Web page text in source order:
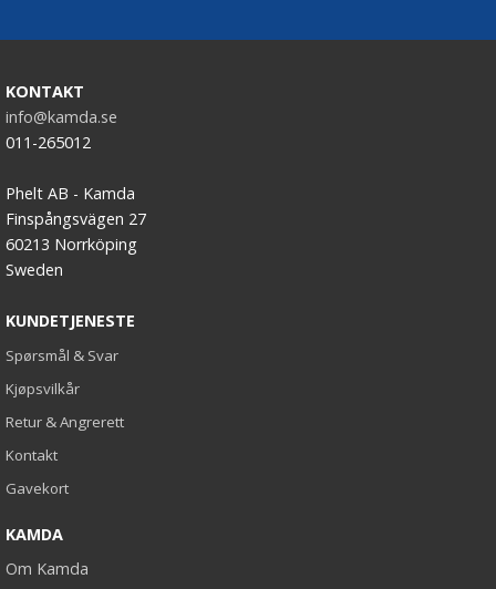
KONTAKT
info@kamda.se
011-265012
Phelt AB - Kamda
Finspångsvägen 27
60213 Norrköping
Sweden
KUNDETJENESTE
Spørsmål & Svar
Kjøpsvilkår
Retur & Angrerett
Kontakt
Gavekort
KAMDA
Om Kamda